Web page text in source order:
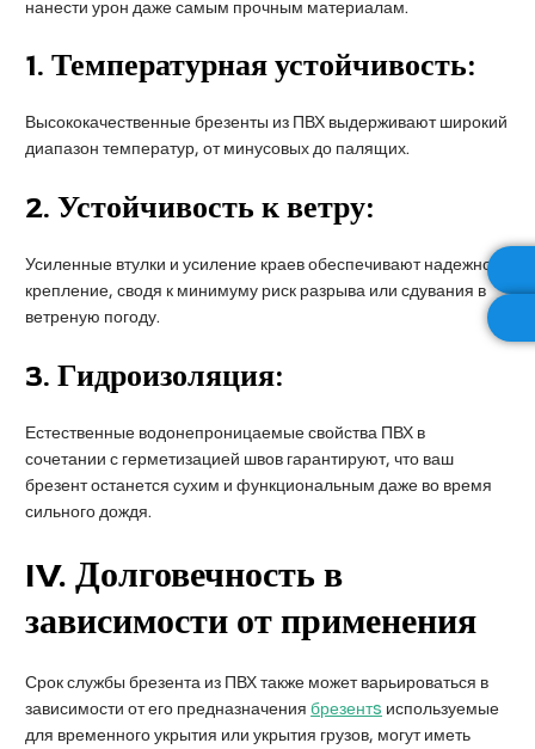
нанести урон даже самым прочным материалам.
1.Температурная устойчивость:
Высококачественные брезенты из ПВХ выдерживают широкий
диапазон температур, от минусовых до палящих.
2.Устойчивость к ветру:
Усиленные втулки и усиление краев обеспечивают надежное
крепление, сводя к минимуму риск разрыва или сдувания в
ветреную погоду.
3.Гидроизоляция:
Естественные водонепроницаемые свойства ПВХ в
сочетании с герметизацией швов гарантируют, что ваш
брезент останется сухим и функциональным даже во время
сильного дождя.
IV. Долговечность в
зависимости от применения
Срок службы брезента из ПВХ также может варьироваться в
зависимости от его предназначениябрезентs используемые
для временного укрытия или укрытия грузов, могут иметь